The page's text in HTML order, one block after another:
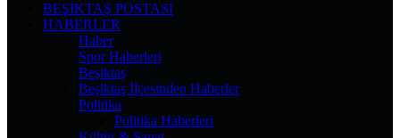
BEŞIKTAŞ POSTASI
HABERLER
Haber
Spor Haberleri
Beşiktaş
Beşiktaş İlçesinden Haberler
Politika
Politika Haberleri